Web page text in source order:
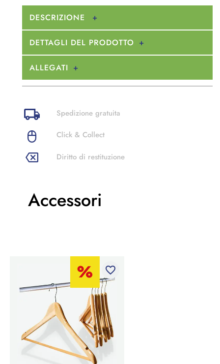
DESCRIZIONE
DETTAGLI DEL PRODOTTO
ALLEGATI
Spedizione gratuita
Click & Collect
Diritto di restituzione
Accessori
favorite_border